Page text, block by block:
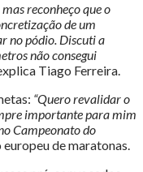
reconheço que o
de um
no pódio. Discuti a
não consegui
Tiago Ferreira.
“Quero revalidar o
importante para mim
Campeonato do
de maratonas.